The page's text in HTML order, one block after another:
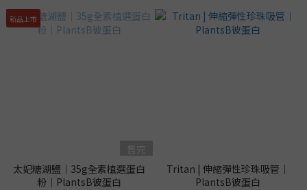
新品上市
太妃糖湖鹽｜35g全素植選蛋白
粉｜PlantsB彼蛋白
Tritan | 伸縮彈性珍珠吸管｜
PlantsB彼蛋白